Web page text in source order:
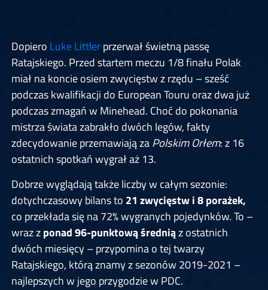
Dopiero Luke Littlerprzerwał świetną passę
Ratajskiego. Przed startem meczu 1/8 finału Polak
miał na koncie osiem zwycięstw z rzędu – sześć
podczas kwalifikacji do European Touru oraz dwa już
podczas zmagań w Minehead. Choć do pokonania
mistrza świata zabrakło dwóch legów, fakty
zdecydowanie przemawiają zaPolskim Orłem: z 16
ostatnich spotkań wygrał aż 13.
Dobrze wyglądają także liczby w całym sezonie:
dotychczasowy bilans to 21 zwycięstw i 8 porażek,
co przekłada się na 72% wygranych pojedynków. To –
wraz zponad 96-punktową średniąz ostatnich
dwóch miesięcy – przypomina o tej twarzy
Ratajskiego, którą znamy z sezonów 2019-2021 –
najlepszych w jego przygodzie w PDC.